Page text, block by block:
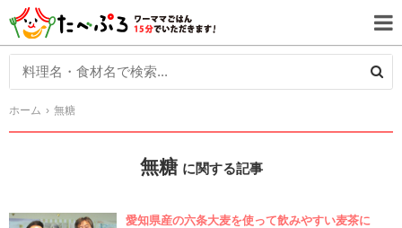
ホーム 無糖
無糖 に関する記事
愛知県産の六条大麦を使って飲みやすい麦茶に